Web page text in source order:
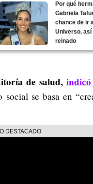
Por qué
Gabriela
chance de ir
Universo, así
reinado
de salud,
se basa en